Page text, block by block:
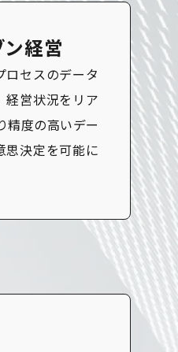
ン経営
ロセスのデータ
経営状況をリア
精度の高いデー
思決定を可能に